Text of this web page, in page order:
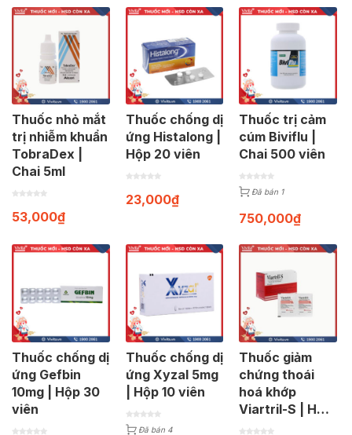
Thuốc nhỏ mắt
trị nhiễm khuẩn
TobraDex |
Chai 5ml
53,000₫
Thuốc chống dị
ứng Histalong |
Hộp 20 viên
23,000₫
Thuốc trị cảm
cúm Biviflu |
Chai 500 viên
Đã bán 1
750,000₫
Thuốc chống dị
ứng Gefbin
10mg | Hộp 30
viên
Thuốc chống dị
ứng Xyzal 5mg
| Hộp 10 viên
Đã bán 4
Thuốc giảm
chứng thoái
hoá khớp
Viartril-S | Hộp
30 gói